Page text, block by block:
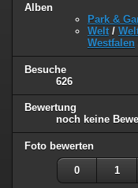
Alben
Park &
Welt /
Westfalen
Besuche
626
Bewertung
noch keine
Foto bewerten
0 1